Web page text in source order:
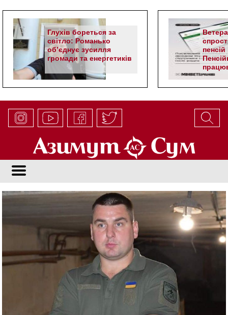
Глухів бореться за
світло: Романько
об’єднує зусилля
громади та енергетиків